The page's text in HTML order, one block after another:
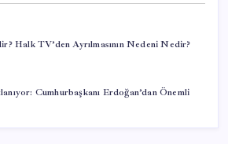
Halk TV’den Ayrılmasının Nedeni Nedir?
Cumhurbaşkanı Erdoğan’dan Önemli